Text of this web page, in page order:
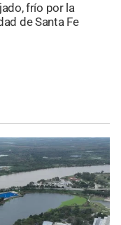
frío por la
de Santa Fe